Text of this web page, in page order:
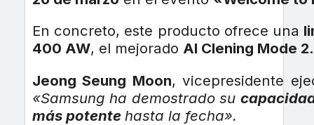
En concreto, este producto ofrece una
400 AW, el mejorado AI Clening Mode
Jeong Seung Moon, vicepresidente
«Samsung ha demostrado su
más potente hasta la fecha».